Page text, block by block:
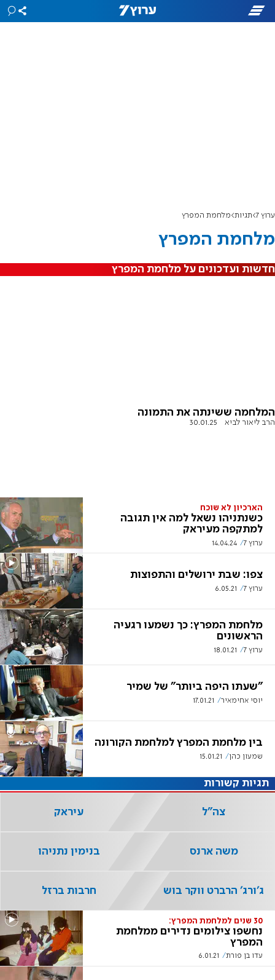
ערוץ 7 תגיות מלחמת המפרץ
מלחמת המפרץ
חדשות ועדכונים על מלחמת המפרץ
המלחמה ששינתה את התמונה
הרב ליאור לביא 30.01.25
הארכיון לא שוכח
כשנתניהו נשאל למה אין תגובה
למתקפה מעיראק
ערוץ 7 14.04.24
צפו: שבת ירושלים והתפוצות
ערוץ 7 6.05.21
מלחמת המפרץ: כך נשמעו רגעיה
הראשונים
ערוץ 7 18.01.21
"שעתו היפה ביותר" של שמיר
יוסי אחימאיר 17.01.21
בין מלחמת המפרץ למלחמת הקורונה
שמעון כהן 15.01.21
30 שנים למלחמת המפרץ:
נחשפו צילומים נדירים ממלחמת
המפרץ
עדו בן פורת 6.01.21
תגיות קשורות
צה"ל עיראק
משה ארנס בנימין נתניהו
ג'ורג' הרברט ווקר בוש חרבות ברזל